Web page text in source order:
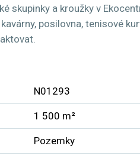
skupinky a kroužky v
posilovna, tenisové
N01293
1 500 m²
Pozemky